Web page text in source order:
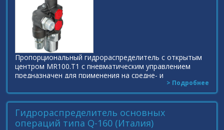
Пропорциональный гидрораспределитель с открытым
центром MR100.T1 с пневматическим управлением
предназначен для применения на средне- и
тяжелонагруженных самосвалах. Пропорциональный
> Подробнее
Гидрораспределитель основных
операций типа Q-160 (Италия)